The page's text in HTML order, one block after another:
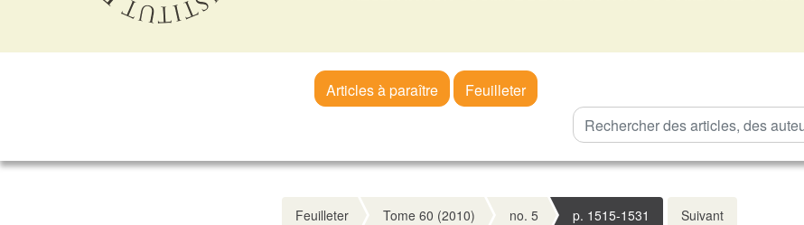
Articles à paraître
Feuilleter
Feuilleter Tome 60 (2010) no. 5 p. 1515-1531 Suivant